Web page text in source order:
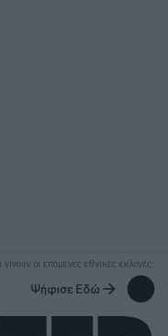
οι επόμενες εθνικές εκλογές;
Ψήφισε Εδώ